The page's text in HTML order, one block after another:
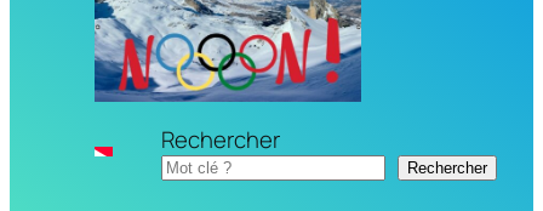
Rechercher
Rechercher